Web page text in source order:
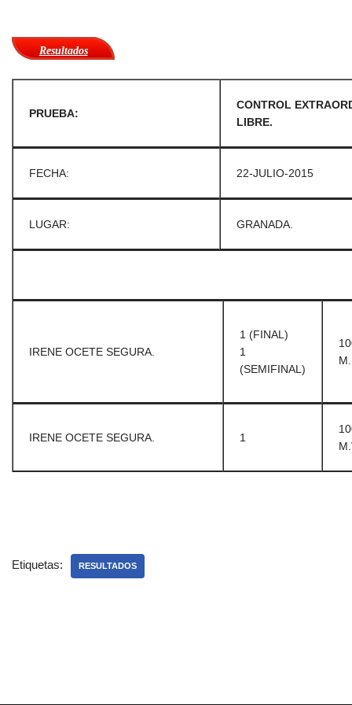
Resultados
PRUEBA:
CONTROL
LIBRE.
FECHA: 22-JULIO-2015
LUGAR: GRANADA.
IRENE OCETE SEGURA.
1 (FINAL)
1
(SEMIFINAL)
IRENE OCETE SEGURA. 1
Etiquetas: RESULTADOS